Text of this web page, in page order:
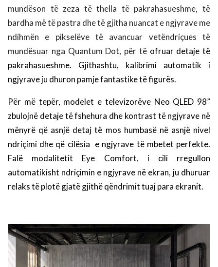
mundëson të zeza të thella të pakrahasueshme, të
bardha më të pastra dhe të gjitha nuancat e ngjyrave me
ndihmën e pikselëve të avancuar vetëndriçues të
mundësuar nga Quantum Dot, për tëofruar detaje të
pakrahasueshme. Gjithashtu, kalibrimi automatik i
ngjyrave ju dhuron pamje fantastike të figurës.
Për më tepër, modelet e televizorëve Neo QLED 98”
zbulojnë detaje të fshehura dhe kontrast të ngjyrave në
mënyrë që asnjë detaj të mos humbasë në asnjë nivel
ndriçimi dhe që cilësia e ngjyrave të mbetet perfekte.
Falë modalitetit Eye Comfort, i cili rregullon
automatikisht ndriçimin e ngjyrave në ekran, ju dhuruar
relaks të plotë gjatë gjithë qëndrimit tuaj para ekranit.